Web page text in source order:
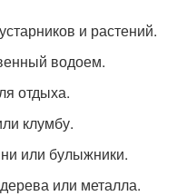
и растений.
водоем.
отдыха.
клумбу.
или булыжники.
или металла.